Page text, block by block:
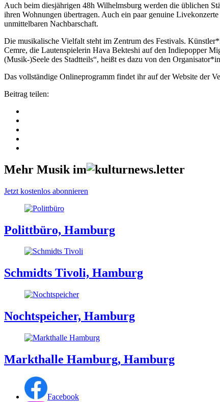
Auch beim diesjährigen 48h Wilhelmsburg werden die üblichen
ihren Wohnungen übertragen. Auch ein paar genuine
unmittelbaren Nachbarschaft.
Die musikalische Vielfalt steht im Zentrum des Festivals.
Cemre, die Lautenspielerin Hava Bekteshi auf den Indiepopper
(Musik-)Seele des Stadtteils“, heißt es dazu von den
Das vollständige Onlineprogramm findet ihr auf der Website der
Beitrag teilen:
Mehr Musik im
Jetzt kostenlos abonnieren
Polittbüro, Hamburg
Schmidts Tivoli, Hamburg
Nochtspeicher, Hamburg
Markthalle Hamburg, Hamburg
Facebook